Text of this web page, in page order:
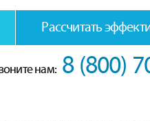
Рассчитать
нам: 8 (800)